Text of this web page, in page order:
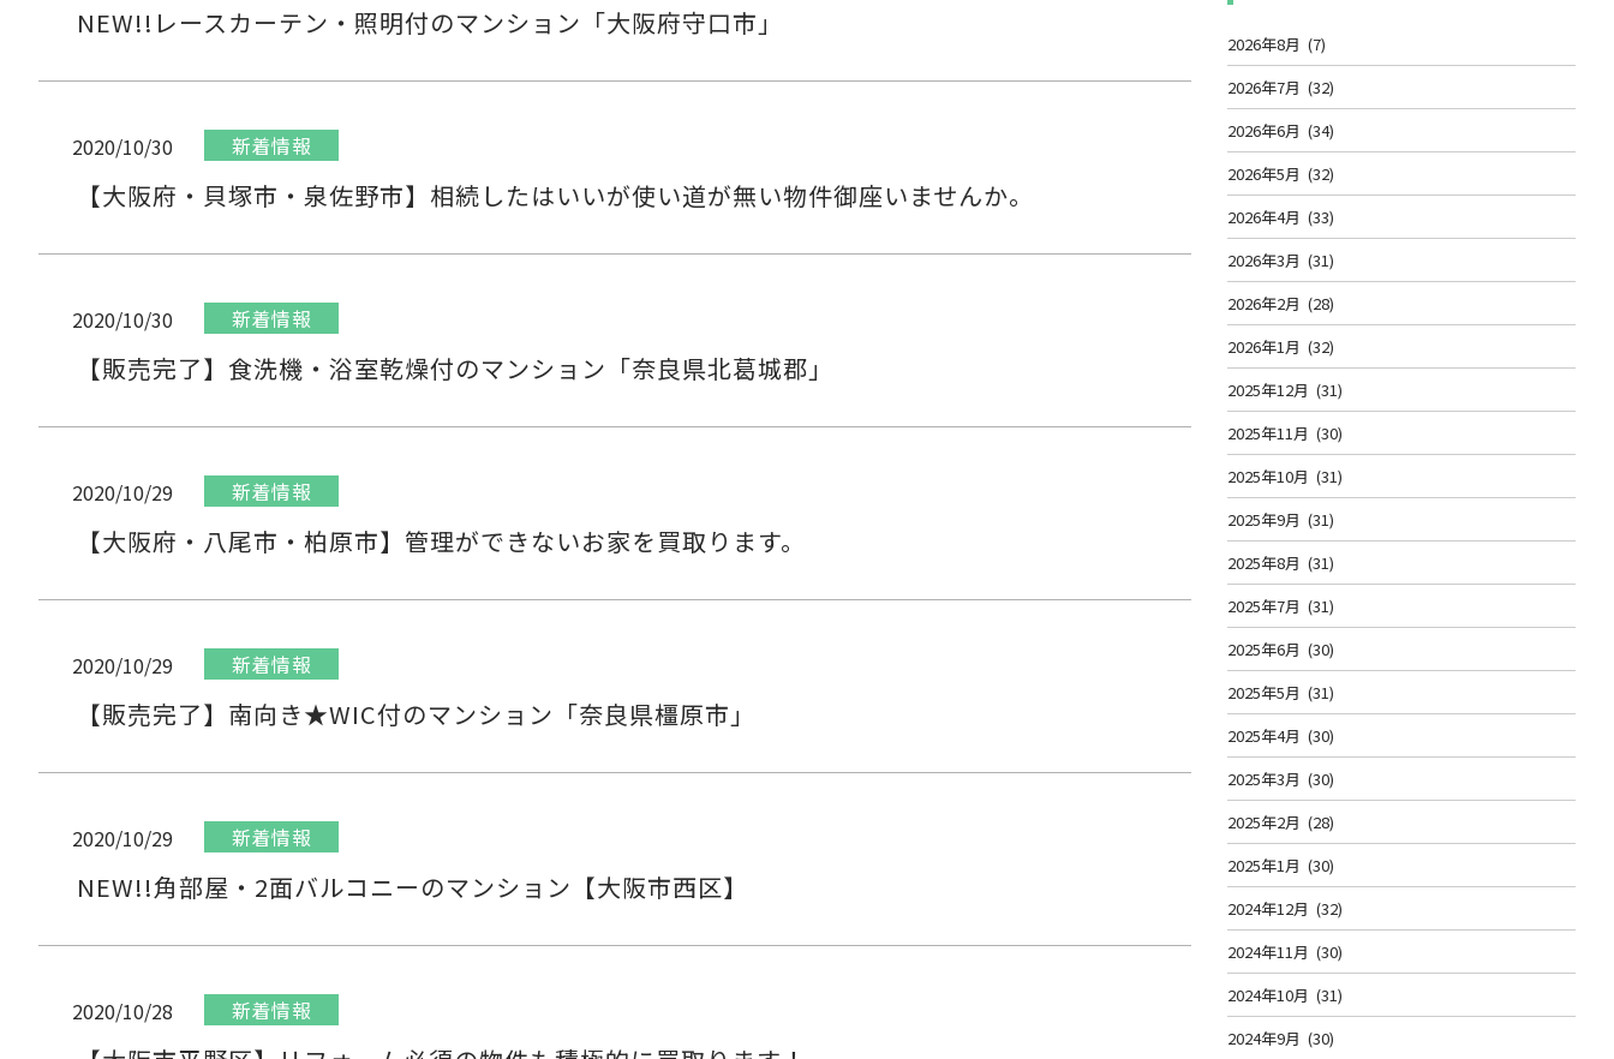
NEW!!レースカーテン・照明付のマンション「大阪府守口市」
2020/10/30 新着情報
【大阪府・貝塚市・泉佐野市】相続したはいいが使い道が無い物件御座いませんか。
2020/10/30 新着情報
【販売完了】食洗機・浴室乾燥付のマンション「奈良県北葛城郡」
2020/10/29 新着情報
【大阪府・八尾市・柏原市】管理ができないお家を買取ります。
2020/10/29 新着情報
【販売完了】南向き★WIC付のマンション「奈良県橿原市」
2020/10/29 新着情報
NEW!!角部屋・2面バルコニーのマンション【大阪市西区】
2020/10/28 新着情報
2026年8月 (7)
2026年7月 (32)
2026年6月 (34)
2026年5月 (32)
2026年4月 (33)
2026年3月 (31)
2026年2月 (28)
2026年1月 (32)
2025年12月 (31)
2025年11月 (30)
2025年10月 (31)
2025年9月 (31)
2025年8月 (31)
2025年7月 (31)
2025年6月 (30)
2025年5月 (31)
2025年4月 (30)
2025年3月 (30)
2025年2月 (28)
2025年1月 (30)
2024年12月 (32)
2024年11月 (30)
2024年10月 (31)
2024年9月 (30)